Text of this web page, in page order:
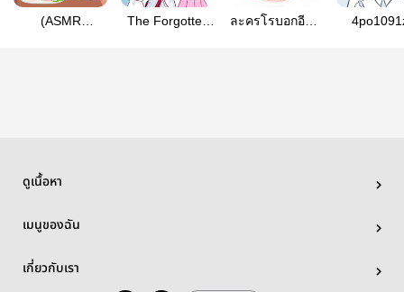
(ASMR
The Forgotten
ละครโรบอกอีป้า
ดูเนื้อหา
เมนูของฉัน
เกี่ยวกับเรา